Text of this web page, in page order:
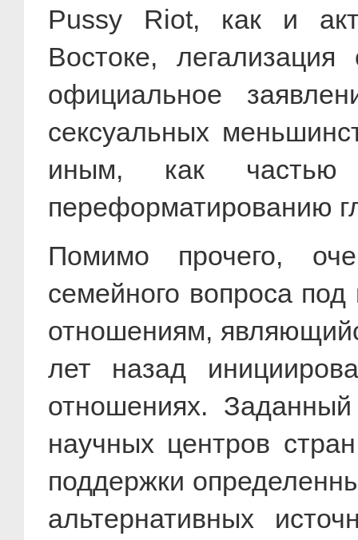
Pussy Riot, как и
Востоке,
официальное
сексуальных
иным, как частью
переформатированию
Помимо прочего,
семейного вопроса
отношениям,
лет назад
отношениях.
научных центров
поддержки
альтернативных